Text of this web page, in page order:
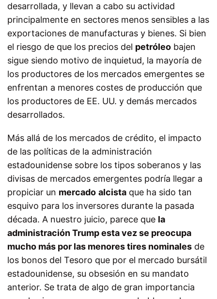
desarrollada, y llevan a cabo su actividad
principalmente en sectores menos sensibles a las
exportaciones de manufacturas y bienes. Si bien
el riesgo de que los precios del petróleo bajen
sigue siendo motivo de inquietud, la mayoría de
los productores de los mercados emergentes se
enfrentan a menores costes de producción que
los productores de EE. UU. y demás mercados
desarrollados.
Más allá de los mercados de crédito, el impacto
de las políticas de la administración
estadounidense sobre los tipos soberanos y las
divisas de mercados emergentes podría llegar a
propiciar un mercado alcista que ha sido tan
esquivo para los inversores durante la pasada
década. A nuestro juicio, parece que la
administración Trump esta vez se preocupa
mucho más por las menores tires nominales de
los bonos del Tesoro que por el mercado bursátil
estadounidense, su obsesión en su mandato
anterior. Se trata de algo de gran importancia